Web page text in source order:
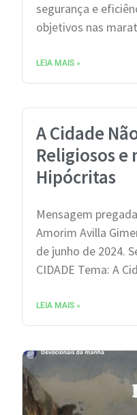
segurança e
objetivos nas
LEIA MAIS »
A Cidade
Religiosos e
Hipócritas
Mensagem
Amorim Avilla
de junho de 2024.
CIDADE Tema: A
LEIA MAIS »